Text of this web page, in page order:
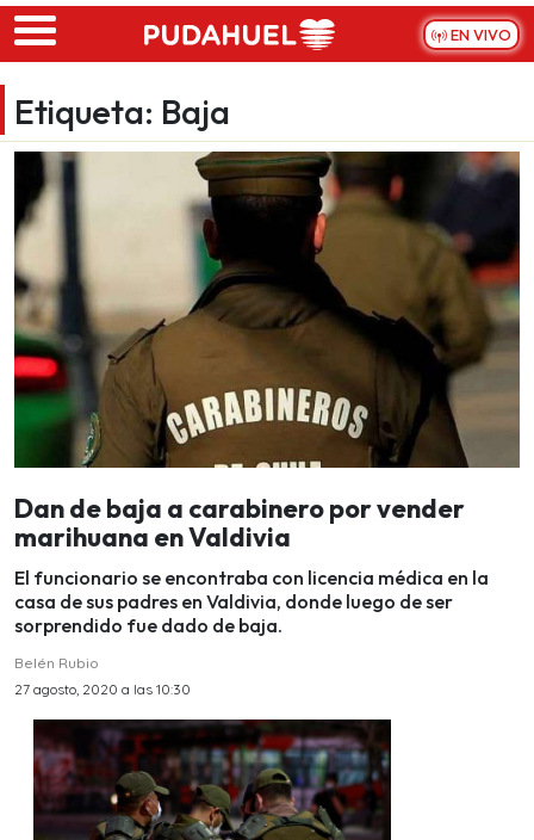
Skip to main content
EN VIVO
Etiqueta: Baja
Dan de baja a carabinero por vender
marihuana en Valdivia
El funcionario se encontraba con licencia médica en la
casa de sus padres en Valdivia, donde luego de ser
sorprendido fue dado de baja.
Belén Rubio
27 agosto, 2020 a las 10:30